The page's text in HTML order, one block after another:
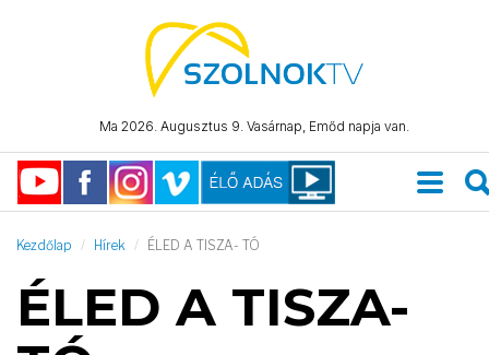
Ma 2026. Augusztus 9. Vasárnap, Emőd napja van.
Kezdőlap Hírek ÉLED A TISZA- TÓ
ÉLED A TISZA-